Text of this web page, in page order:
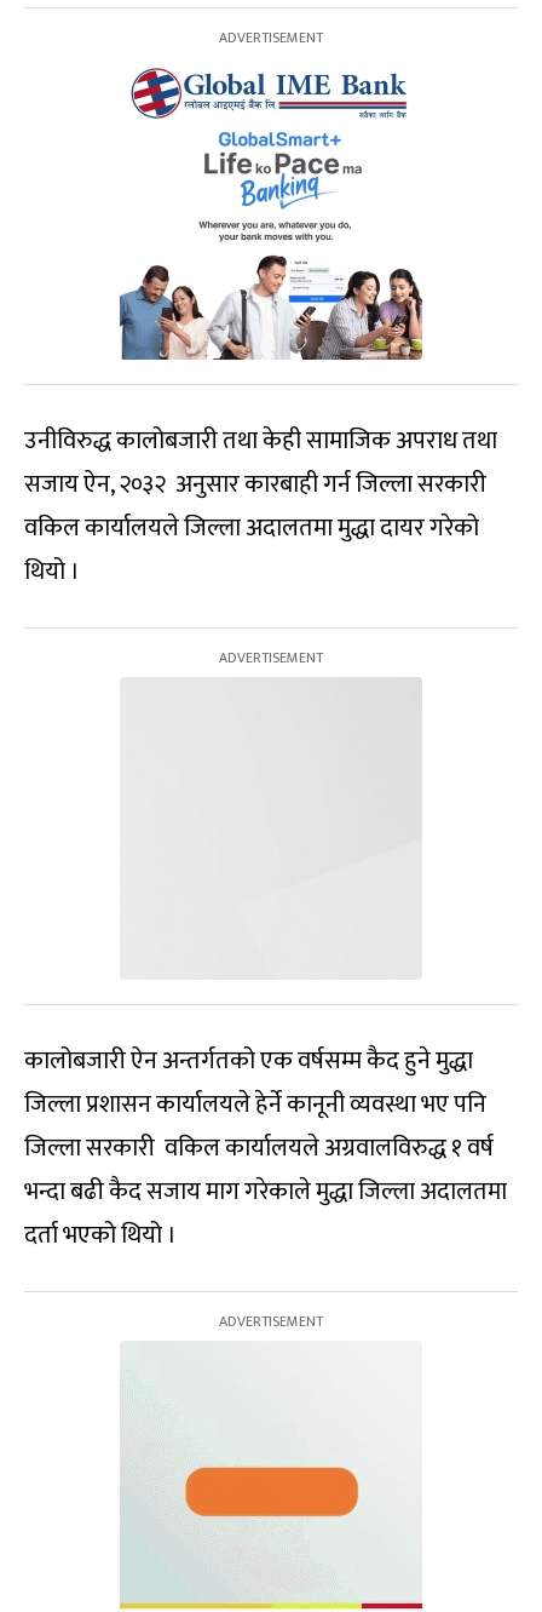
उनीविरुद्ध कालोबजारी तथा केही सामाजिक अपराध तथा
सजाय ऐन, २०३२ अनुसार कारबाही गर्न जिल्ला सरकारी
वकिल कार्यालयले जिल्ला अदालतमा मुद्धा दायर गरेको
थियो ।
कालोबजारी ऐन अन्तर्गतको एक वर्षसम्म कैद हुने मुद्धा
जिल्ला प्रशासन कार्यालयले हेर्ने कानूनी व्यवस्था भए पनि
जिल्ला सरकारी वकिल कार्यालयले अग्रवालविरुद्ध १ वर्ष
भन्दा बढी कैद सजाय माग गरेकाले मुद्धा जिल्ला अदालतमा
दर्ता भएको थियो ।